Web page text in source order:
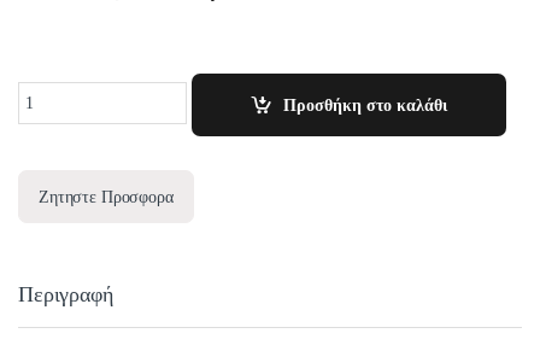
Προσθήκη στο καλάθι
Ζητηστε Προσφορα
Περιγραφή